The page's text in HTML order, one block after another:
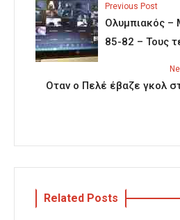
Previous Post
Ολυμπιακός –
85-82 – Τους
Οταν ο Πελέ έβαζε γκολ
Related Posts